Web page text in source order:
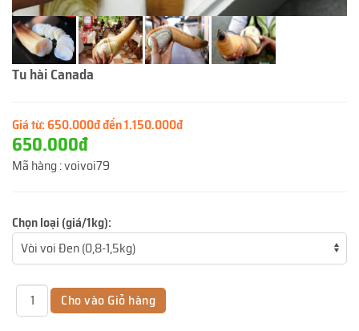
Tu hài Canada
Giá từ:650.000đ đến 1.150.000đ
650.000đ
Mã hàng :voivoi79
Chọn loại (giá/1kg):